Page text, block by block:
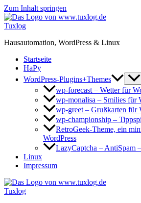
Zum Inhalt springen
Tuxlog
Hausautomation, WordPress & Linux
Startseite
HaPy
WordPress-Plugins+Themes
wp-forecast – Wetter für
wp-monalisa – Smilies für
wp-greet – Grußkarten für
wp-championship –
RetroGeek-Theme, ein
WordPress
LazyCaptcha – AntiSpam
Linux
Impressum
Tuxlog